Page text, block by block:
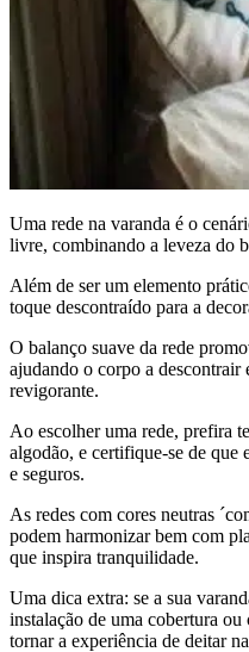
Uma rede na varanda é o
livre, combinando a leveza do
Além de ser um elemento
toque descontraído para a
O balanço suave da rede
ajudando o corpo a
revigorante.
Ao escolher uma rede, prefira
algodão, e certifique-se de que
e seguros.
As redes com cores neutras
podem harmonizar bem com
que inspira tranquilidade.
Uma dica extra: se a sua
instalação de uma cobertura
tornar a experiência de deitar